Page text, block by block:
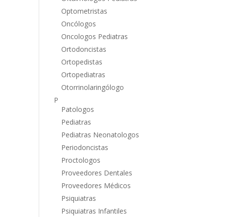
Optometristas
Oncólogos
Oncologos Pediatras
Ortodoncistas
Ortopedistas
Ortopediatras
Otorrinolaringólogo
P
Patologos
Pediatras
Pediatras Neonatologos
Periodoncistas
Proctologos
Proveedores Dentales
Proveedores Médicos
Psiquiatras
Psiquiatras Infantiles